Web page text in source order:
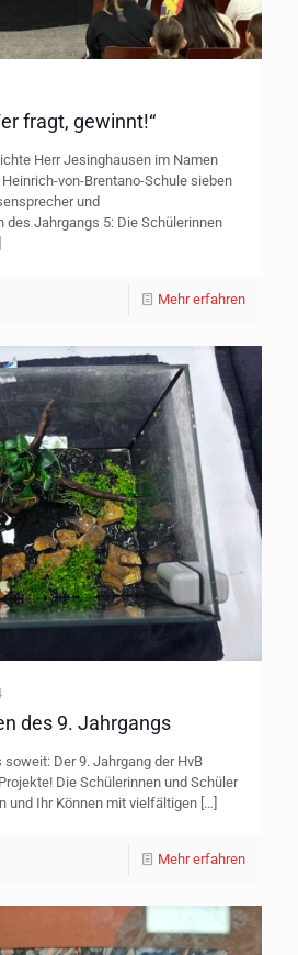
fragt, gewinnt!“
Herr Jesinghausen im Namen
von-Brentano-Schule sieben
und
des Jahrgangs 5: Die Schülerinnen
Mehr erfahren
des 9. Jahrgangs
Der 9. Jahrgang der HvB
Die Schülerinnen und Schüler
und Ihr Können mit vielfältigen […]
Mehr erfahren